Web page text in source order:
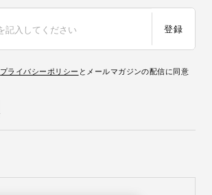
登録
プライバシーポリシー とメールマガジンの配信に同意